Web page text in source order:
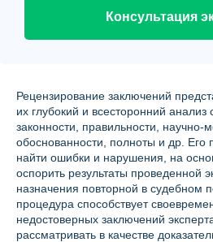
Консультация
Рецензирование заключений
их глубокий и всесторонний анализ
законности, правильности, научно-
обоснованности, полноты и др. Его
найти ошибки и нарушения, на
оспорить результаты проведенной
назначения повторной в судебном
процедура способствует
недостоверных заключений
рассматривать в качестве